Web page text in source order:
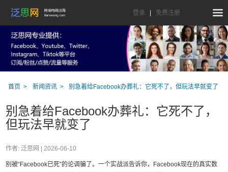
登录 免费注册
首页 新闻资讯 别急着给Facebook办葬礼：它死不了，但玩法早就变了
别急着给Facebook办葬礼：它死不了，
但玩法早就变了
作者: 泛思网 | 2026-06-10
别被“Facebook已死”的论调骗了。一个实战派告诉你，Facebook现在的真实数